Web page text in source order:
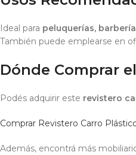
Ideal para peluquerías,
También puede emplearse en
Dónde Comprar
Podés adquirir este revistero
Comprar Revistero Carro
Además, encontrá más